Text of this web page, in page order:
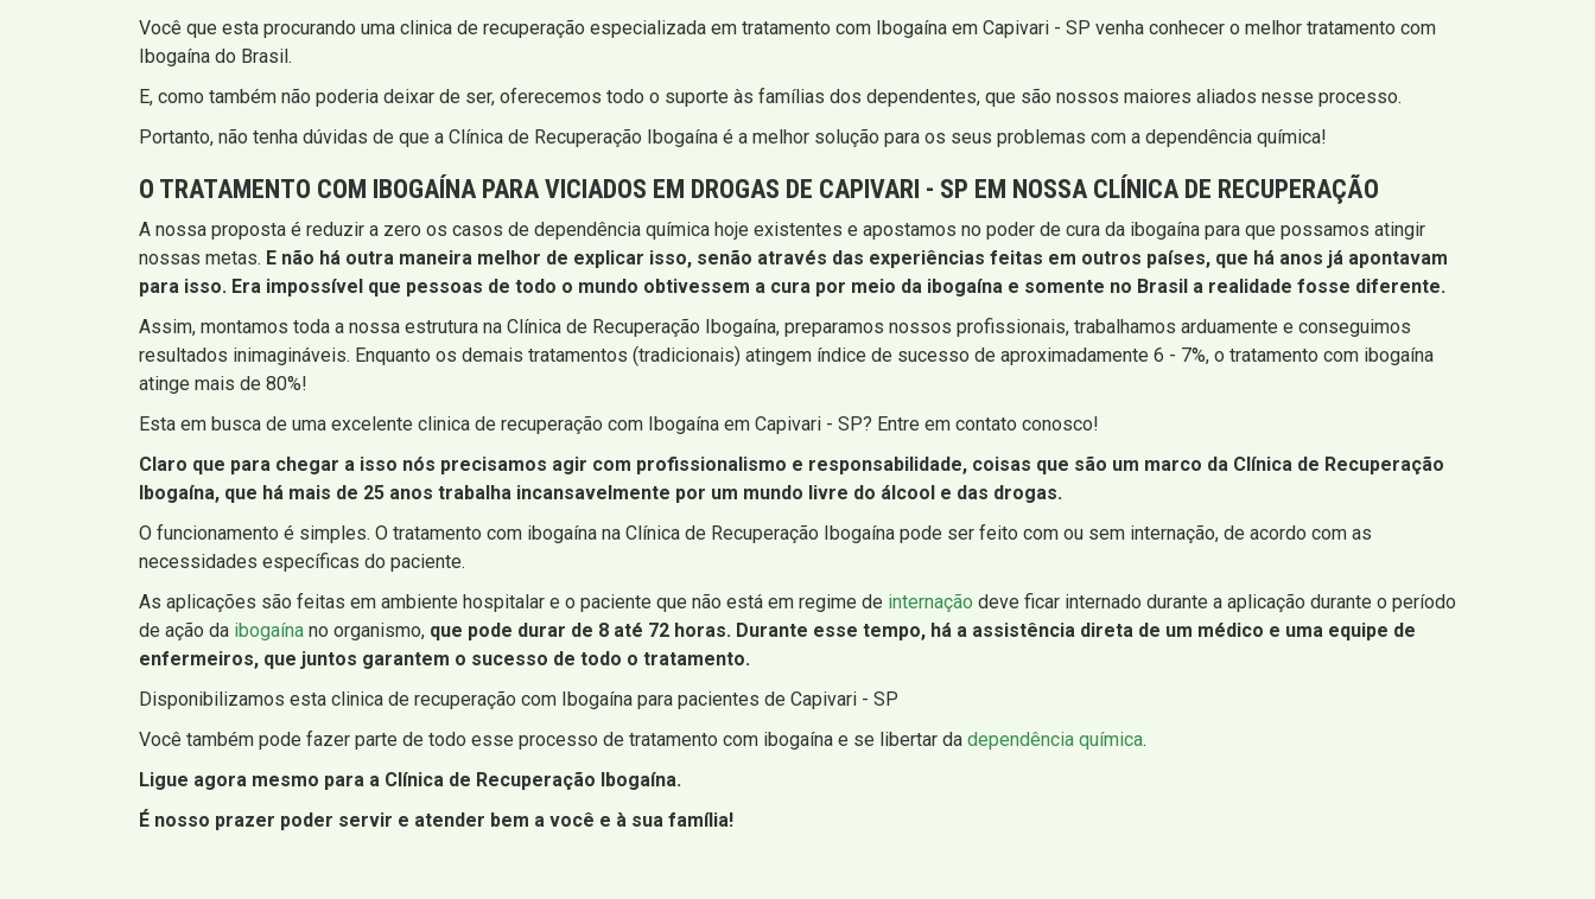
Você que esta procurando uma clinica de recuperação especializada em tratamento com Ibogaína em Capivari - SP venha conhecer o melhor tratamento com
Ibogaína do Brasil.
E, como também não poderia deixar de ser, oferecemos todo o suporte às famílias dos dependentes, que são nossos maiores aliados nesse processo.
Portanto, não tenha dúvidas de que a Clínica de Recuperação Ibogaína é a melhor solução para os seus problemas com a dependência química!
O TRATAMENTO COM IBOGAÍNA PARA VICIADOS EM DROGAS DE CAPIVARI - SP EM NOSSA CLÍNICA DE RECUPERAÇÃO
A nossa proposta é reduzir a zero os casos de dependência química hoje existentes e apostamos no poder de cura da ibogaína para que possamos atingir
nossas metas. E não há outra maneira melhor de explicar isso, senão através das experiências feitas em outros países, que há anos já apontavam
para isso. Era impossível que pessoas de todo o mundo obtivessem a cura por meio da ibogaína e somente no Brasil a realidade fosse diferente.
Assim, montamos toda a nossa estrutura na Clínica de Recuperação Ibogaína, preparamos nossos profissionais, trabalhamos arduamente e conseguimos
resultados inimagináveis. Enquanto os demais tratamentos (tradicionais) atingem índice de sucesso de aproximadamente 6 - 7%, o tratamento com ibogaína
atinge mais de 80%!
Esta em busca de uma excelente clinica de recuperação com Ibogaína em Capivari - SP? Entre em contato conosco!
Claro que para chegar a isso nós precisamos agir com profissionalismo e responsabilidade, coisas que são um marco da Clínica de Recuperação
Ibogaína, que há mais de 25 anos trabalha incansavelmente por um mundo livre do álcool e das drogas.
O funcionamento é simples. O tratamento com ibogaína na Clínica de Recuperação Ibogaína pode ser feito com ou sem internação, de acordo com as
necessidades específicas do paciente.
As aplicações são feitas em ambiente hospitalar e o paciente que não está em regime de internação deve ficar internado durante a aplicação durante o período
de ação da ibogaína no organismo, que pode durar de 8 até 72 horas. Durante esse tempo, há a assistência direta de um médico e uma equipe de
enfermeiros, que juntos garantem o sucesso de todo o tratamento.
Disponibilizamos esta clinica de recuperação com Ibogaína para pacientes de Capivari - SP
Você também pode fazer parte de todo esse processo de tratamento com ibogaína e se libertar da dependência química.
Ligue agora mesmo para a Clínica de Recuperação Ibogaína.
É nosso prazer poder servir e atender bem a você e à sua família!